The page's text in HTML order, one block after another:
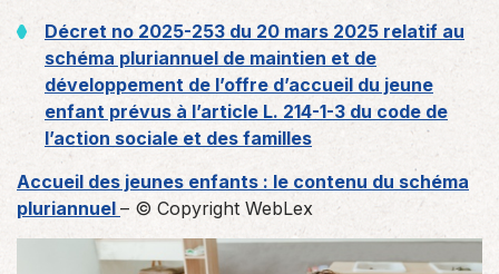
Décret no 2025-253 du 20 mars 2025 relatif au
schéma pluriannuel de maintien et de
développement de l’offre d’accueil du jeune
enfant prévus à l’article L. 214-1-3 du code de
l’action sociale et des familles
Accueil des jeunes enfants : le contenu du schéma
pluriannuel – © Copyright WebLex